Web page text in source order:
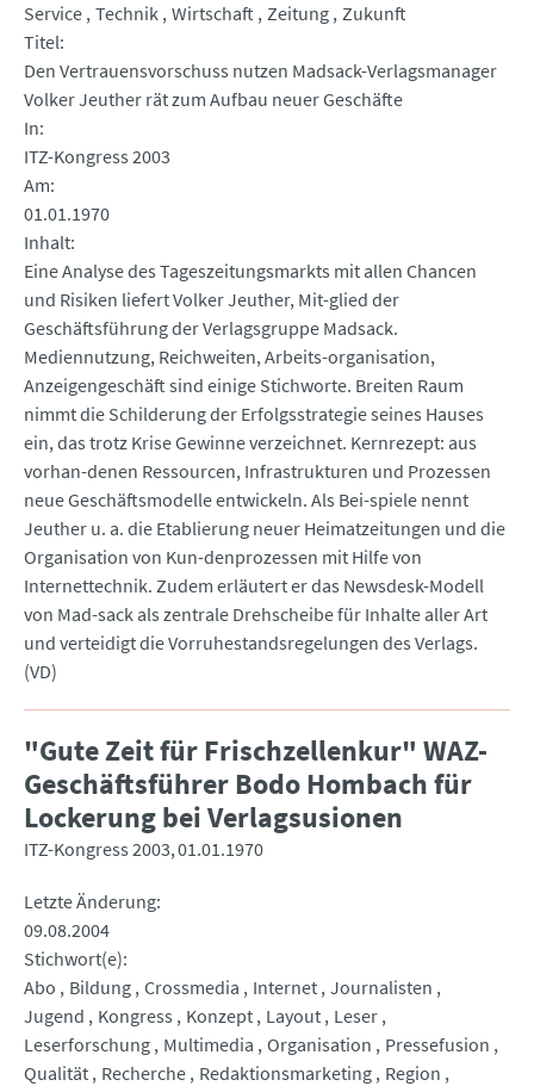
Service Technik Wirtschaft Zeitung Zukunft
Titel
Den Vertrauensvorschuss nutzen Madsack-Verlagsmanager
Volker Jeuther rät zum Aufbau neuer Geschäfte
In
ITZ-Kongress 2003
Am
01.01.1970
Inhalt
Eine Analyse des Tageszeitungsmarkts mit allen Chancen
und Risiken liefert Volker Jeuther, Mit-glied der
Geschäftsführung der Verlagsgruppe Madsack.
Mediennutzung, Reichweiten, Arbeits-organisation,
Anzeigengeschäft sind einige Stichworte. Breiten Raum
nimmt die Schilderung der Erfolgsstrategie seines Hauses
ein, das trotz Krise Gewinne verzeichnet. Kernrezept: aus
vorhan-denen Ressourcen, Infrastrukturen und Prozessen
neue Geschäftsmodelle entwickeln. Als Bei-spiele nennt
Jeuther u. a. die Etablierung neuer Heimatzeitungen und die
Organisation von Kun-denprozessen mit Hilfe von
Internettechnik. Zudem erläutert er das Newsdesk-Modell
von Mad-sack als zentrale Drehscheibe für Inhalte aller Art
und verteidigt die Vorruhestandsregelungen des Verlags.
(VD)
"Gute Zeit für Frischzellenkur" WAZ-
Geschäftsführer Bodo Hombach für
Lockerung bei Verlagsusionen
ITZ-Kongress 2003 01.01.1970
Letzte Änderung
09.08.2004
Stichwort(e)
Abo
Bildung Crossmedia Internet Journalisten
Jugend
Kongress Konzept Layout Leser
Leserforschung Multimedia Organisation
Pressefusion
Qualität Recherche Redaktionsmarketing Region